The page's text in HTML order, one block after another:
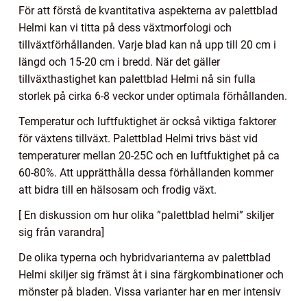
För att förstå de kvantitativa aspekterna av palettblad
Helmi kan vi titta på dess växtmorfologi och
tillväxtförhållanden. Varje blad kan nå upp till 20 cm i
längd och 15-20 cm i bredd. När det gäller
tillväxthastighet kan palettblad Helmi nå sin fulla
storlek på cirka 6-8 veckor under optimala förhållanden.
Temperatur och luftfuktighet är också viktiga faktorer
för växtens tillväxt. Palettblad Helmi trivs bäst vid
temperaturer mellan 20-25C och en luftfuktighet på ca
60-80%. Att upprätthålla dessa förhållanden kommer
att bidra till en hälsosam och frodig växt.
[ En diskussion om hur olika ”palettblad helmi” skiljer
sig från varandra]
De olika typerna och hybridvarianterna av palettblad
Helmi skiljer sig främst åt i sina färgkombinationer och
mönster på bladen. Vissa varianter har en mer intensiv